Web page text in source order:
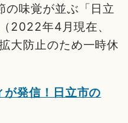
味覚が並ぶ「日立
2022年4月現在、
大防止のため一時休
発信！日立市の